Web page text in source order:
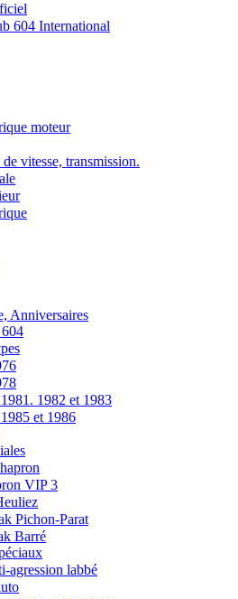
604 International
moteur
vitesse, transmission.
Anniversaires
1982 et 1983
et 1986
VIP 3
Pichon-Parat
Barré
labbé